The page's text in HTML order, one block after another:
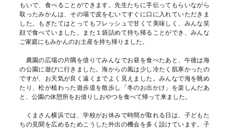
もいで、食べることができます。先生たちに手伝ってもらいながら
取ったみかんは、その場で皮をむいてすぐに口に入れていただきま
した。もぎたてはとってもフレッシュで甘くて美味しく、みんな笑
顔で食べていました。また１袋詰めて持ち帰ることができ、みんな
ご家庭にもみかんのお土産を持ち帰りました。
農園の広場の片隅を借りてみんなでお昼を食べたあと、午後は海
の公園に遊びに行きました。海からの風は少し冷たく肌寒かったの
ですが、お天気が良く遠くまでよく見えました。みんなで海を眺め
たり、松が植わった遊歩道を散歩し「冬のお出かけ」を楽しんだあ
と、公園の休憩所をお借りしおやつを食べて帰って来ました。
くまさん横浜では、学校がお休みで時間が取れる日は、子どもた
ちの見聞を広めるためこうした外出の機会を多く設けています。子